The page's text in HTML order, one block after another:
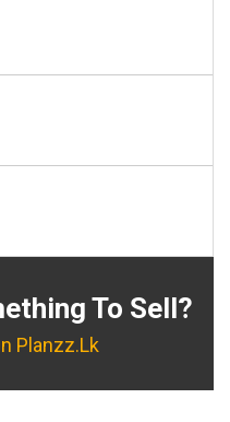
To Sell?
Planzz.lk